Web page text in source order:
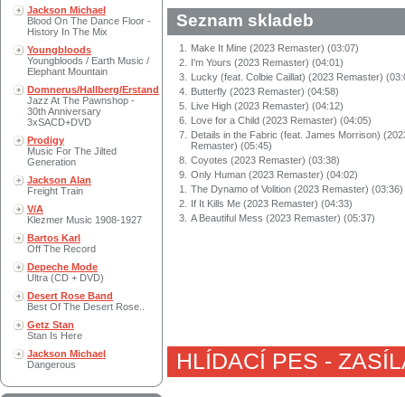
Jackson Michael
Blood On The Dance Floor -
History In The Mix
Youngbloods
Youngbloods / Earth Music /
Elephant Mountain
Domnerus/Hallberg/Erstand
Jazz At The Pawnshop -
30th Anniversary
3xSACD+DVD
Prodigy
Music For The Jilted
Generation
Jackson Alan
Freight Train
V/A
Klezmer Music 1908-1927
Bartos Karl
Off The Record
Depeche Mode
Ultra (CD + DVD)
Desert Rose Band
Best Of The Desert Rose..
Getz Stan
Stan Is Here
Jackson Michael
Dangerous
Seznam skladeb
1.
Make It Mine (2023 Remaster) (03:07)
2.
I'm Yours (2023 Remaster) (04:01)
3.
Lucky (feat. Colbie Caillat) (2023 Remaster)
4.
Butterfly (2023 Remaster) (04:58)
5.
Live High (2023 Remaster) (04:12)
6.
Love for a Child (2023 Remaster) (04:05)
7.
Details in the Fabric (feat. James Morrison)
Remaster) (05:45)
8. Coyotes (2023 Remaster) (03:38)
9. Only Human (2023 Remaster) (04:02)
1.
The Dynamo of Volition (2023 Remaster) (03:36)
2.
If It Kills Me (2023 Remaster) (04:33)
3. A Beautiful Mess (2023 Remaster) (05:37)
HLÍDACÍ PES -